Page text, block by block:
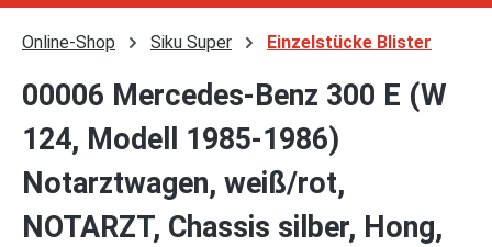
Online-Shop Siku Super Einzelstücke Blister
00006 Mercedes-Benz 300 E (W
124, Modell 1985-1986)
Notarztwagen, weiß/rot,
NOTARZT, Chassis silber, Hong,